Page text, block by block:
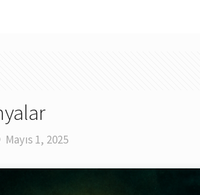
Mayıs 1, 2025